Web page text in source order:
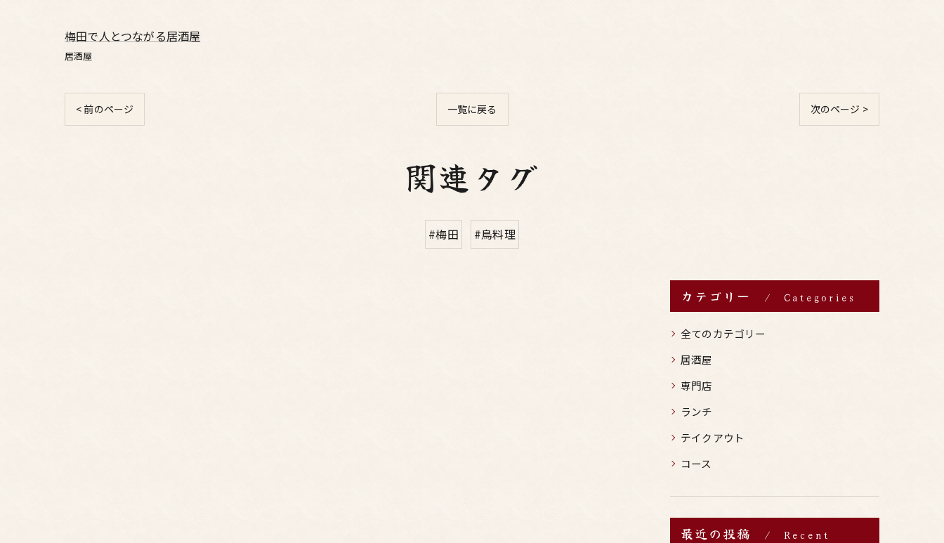
梅田で人とつながる居酒屋
居酒屋
< 前のページ 一覧に戻る 次のページ >
関連タグ
#梅田 #鳥料理
カテゴリー Categories
全てのカテゴリー
居酒屋
専門店
ランチ
テイクアウト
コース
最近の投稿
Recent